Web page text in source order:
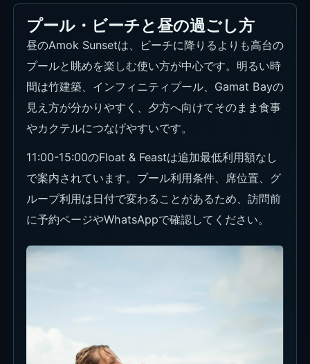
プール・ビーチと昼の過ごし方
昼のAmok Sunsetは、ビーチに降りるよりも高台の
プールと眺めを楽しむ使い方が中心です。明るい時
間は竹建築、インフィニティプール、Gamat Bayの
見え方が分かりやすく、夕方へ向けてそのまま食事
やカクテルにつなげやすいです。
11:00-15:00のFloat & Feastは追加最低利用額なし
で案内されています。プール利用条件、席位置、グ
ループ利用は日付で変わることがあるため、訪問前
に予約ページやWhatsAppで確認してください。